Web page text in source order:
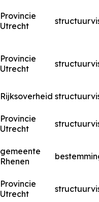
Provincie
Utrecht
Provincie
Utrecht
Rijksoverheid
Provincie
Utrecht
gemeente
Rhenen
Provincie
Utrecht